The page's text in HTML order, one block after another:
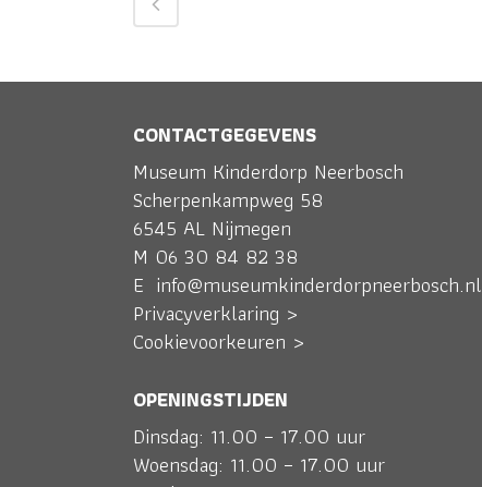
CONTACTGEGEVENS
Museum Kinderdorp Neerbosch
Scherpenkampweg 58
6545 AL Nijmegen
M 06 30 84 82 38
E info@museumkinderdorpneerbosch.nl
Privacyverklaring >
Cookievoorkeuren >
OPENINGSTIJDEN
Dinsdag: 11.00 – 17.00 uur
Woensdag: 11.00 – 17.00 uur